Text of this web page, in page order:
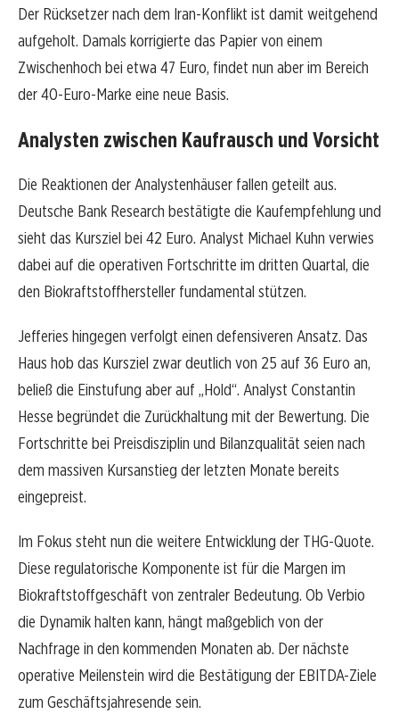
Der Rücksetzer nach dem Iran-Konflikt ist damit weitgehend
aufgeholt. Damals korrigierte das Papier von einem
Zwischenhoch bei etwa 47 Euro, findet nun aber im Bereich
der 40-Euro-Marke eine neue Basis.
Analysten zwischen Kaufrausch und Vorsicht
Die Reaktionen der Analystenhäuser fallen geteilt aus.
Deutsche Bank Research bestätigte die Kaufempfehlung und
sieht das Kursziel bei 42 Euro. Analyst Michael Kuhn verwies
dabei auf die operativen Fortschritte im dritten Quartal, die
den Biokraftstoffhersteller fundamental stützen.
Jefferies hingegen verfolgt einen defensiveren Ansatz. Das
Haus hob das Kursziel zwar deutlich von 25 auf 36 Euro an,
beließ die Einstufung aber auf „Hold“. Analyst Constantin
Hesse begründet die Zurückhaltung mit der Bewertung. Die
Fortschritte bei Preisdisziplin und Bilanzqualität seien nach
dem massiven Kursanstieg der letzten Monate bereits
eingepreist.
Im Fokus steht nun die weitere Entwicklung der THG-Quote.
Diese regulatorische Komponente ist für die Margen im
Biokraftstoffgeschäft von zentraler Bedeutung. Ob Verbio
die Dynamik halten kann, hängt maßgeblich von der
Nachfrage in den kommenden Monaten ab. Der nächste
operative Meilenstein wird die Bestätigung der EBITDA-Ziele
zum Geschäftsjahresende sein.